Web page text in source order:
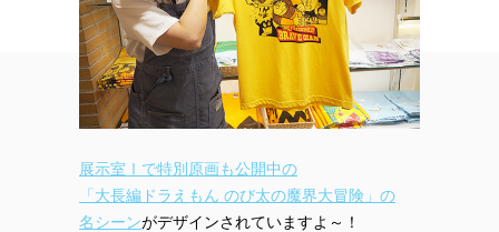
展示室Ⅰで特別原画も公開中の
「大長編ドラえもん のび太の魔界大冒険」の
名シーンがデザインされていますよ～！